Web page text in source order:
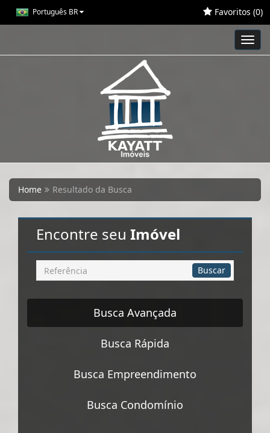
Português BR Favoritos (0)
Home Resultado da Busca
Encontre seu Imóvel
Busca
por
Buscar
Busca Avançada
Busca Rápida
Busca Empreendimento
Busca Condomínio